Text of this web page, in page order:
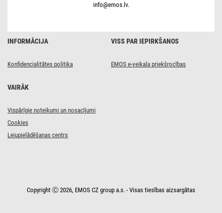
INFORMĀCIJA
Konfidencialitātes politika
VISS PAR IEPIRKŠANOS
EMOS e-veikala priekšrocības
VAIRĀK
Vispārīgie noteikumi un nosacījumi
Cookies
Lejupielādēšanas centrs
info@emos.lv.
Copyright Ⓒ 2026, EMOS CZ group a.s. - Visas tiesības aizsargātas